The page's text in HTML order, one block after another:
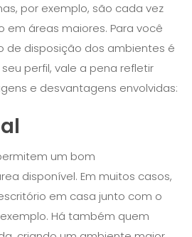
por exemplo, são cada vez
em áreas maiores. Para você
de disposição dos ambientes é
perfil, vale a pena refletir
e desvantagens envolvidas:
um bom
disponível. Em muitos casos,
em casa junto com o
Há também quem